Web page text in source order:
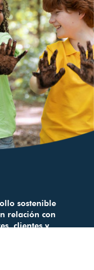
sostenible
relación con
clientes y